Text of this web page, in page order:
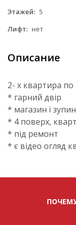
Этажей: 5
Лифт: нет
Описание
2- х квартира
* гарний двір
* магазин і
* 4 поверх,
* під ремонт
* є відео огляд